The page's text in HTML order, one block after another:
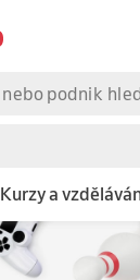
Kurzy a